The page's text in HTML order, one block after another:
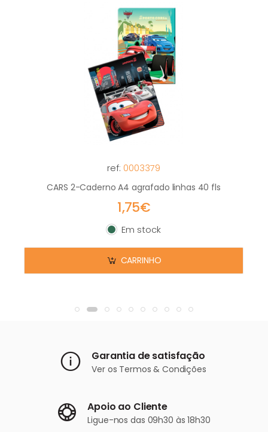
ref: 0003379
CARS 2-Caderno A4 agrafado linhas 40 fls
1,75€
Em stock
Em stock
CARRINHO
Garantia de satisfação
Ver os Termos & Condições
Apoio ao Cliente
Ligue-nos das 09h30 às 18h30